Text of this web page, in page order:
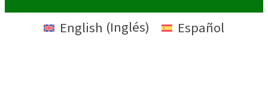
English (Inglés) Español